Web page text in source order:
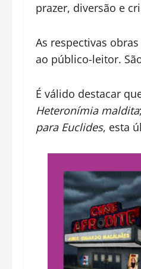
prazer, diversão e
As respectivas
ao público-leitor.
É válido destacar
Heteronímia maldita
para Euclides, esta